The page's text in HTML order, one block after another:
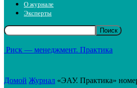
О журнале
Эксперты
Риск — менеджмент. Практика
Домой Журнал «ЭАУ. Практика»